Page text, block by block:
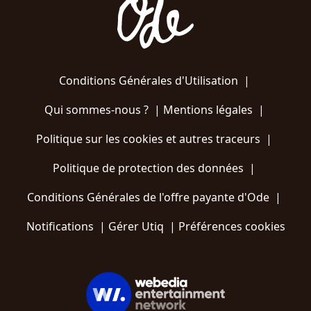
Conditions Générales d'Utilisation |
Qui sommes-nous ?| Mentions légales |
Politique sur les cookies et autres traceurs |
Politique de protection des données |
Conditions Générales de l'offre payante d'Ode |
Notifications | Gérer Utiq | Préférences cookies